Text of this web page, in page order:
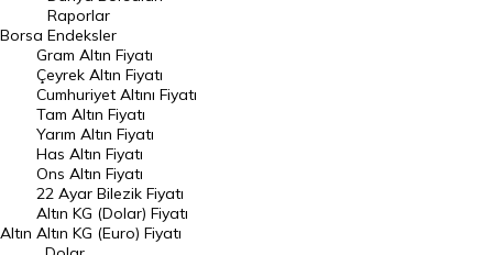
Dünya Borsaları
Raporlar
Endeksler
DÖVİZ
Döviz Kuru
Dolar Kuru
Euro Kuru
Borsa
Raporlar
Endeksler
Altın
Gram Altın Fiyatı
Çeyrek Altın Fiyatı
Cumhuriyet Altını Fiyatı
Tam Altın Fiyatı
Yarım Altın Fiyatı
Has Altın Fiyatı
Ons Altın Fiyatı
22 Ayar Bilezik Fiyatı
Altın KG (Dolar) Fiyatı
Altın KG (Euro) Fiyatı